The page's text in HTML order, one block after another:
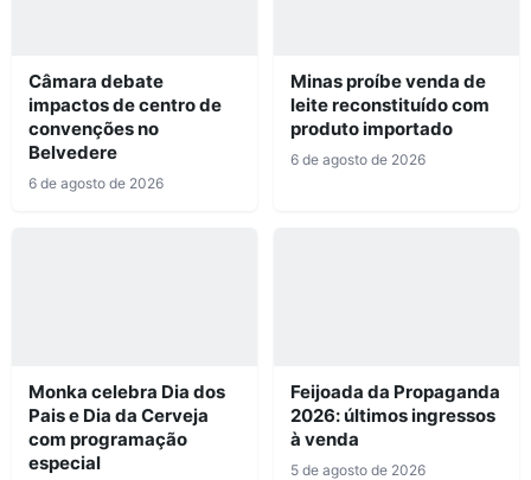
Câmara debate
impactos de centro de
convenções no
Belvedere
6 de agosto de 2026
Minas proíbe venda de
leite reconstituído com
produto importado
6 de agosto de 2026
Monka celebra Dia dos
Pais e Dia da Cerveja
com programação
especial
Feijoada da Propaganda
2026: últimos ingressos
à venda
5 de agosto de 2026